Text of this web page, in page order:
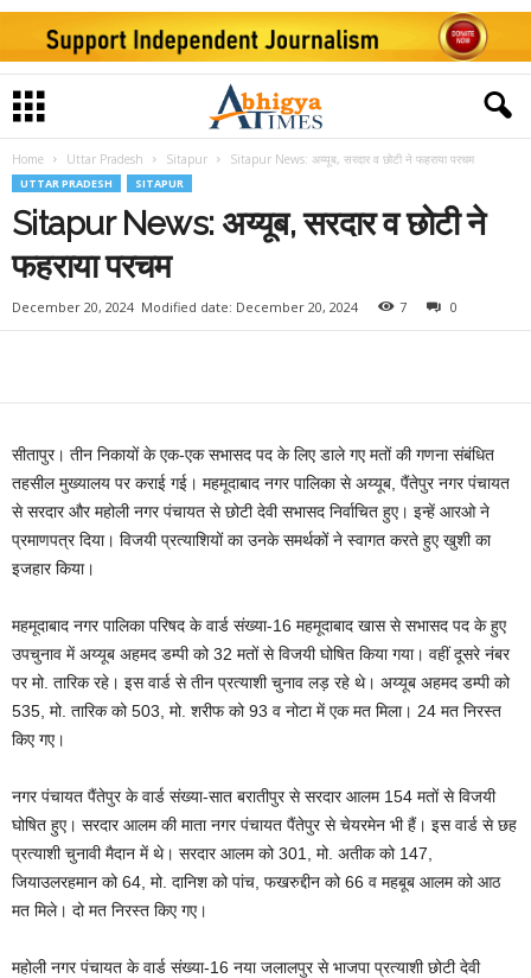
Home Uttar Pradesh Sitapur Sitapur News: अय्यूब, सरदार व छोटी ने फहराया परचम
UTTAR PRADESH SITAPUR
Sitapur News: अय्यूब, सरदार व छोटी ने
फहराया परचम
December 20, 2024 Modified date: December 20, 2024 7 0
सीतापुर। तीन निकायों के एक-एक सभासद पद के लिए डाले गए मतों की गणना संबंधित
तहसील मुख्यालय पर कराई गई। महमूदाबाद नगर पालिका से अय्यूब, पैंतेपुर नगर पंचायत
से सरदार और महोली नगर पंचायत से छोटी देवी सभासद निर्वाचित हुए। इन्हें आरओ ने
प्रमाणपत्र दिया। विजयी प्रत्याशियों का उनके समर्थकों ने स्वागत करते हुए खुशी का
इजहार किया।
महमूदाबाद नगर पालिका परिषद के वार्ड संख्या-16 महमूदाबाद खास से सभासद पद के हुए
उपचुनाव में अय्यूब अहमद डम्पी को 32 मतों से विजयी घोषित किया गया। वहीं दूसरे नंबर
पर मो. तारिक रहे। इस वार्ड से तीन प्रत्याशी चुनाव लड़ रहे थे। अय्यूब अहमद डम्पी को
535, मो. तारिक को 503, मो. शरीफ को 93 व नोटा में एक मत मिला। 24 मत निरस्त
किए गए।
नगर पंचायत पैंतेपुर के वार्ड संख्या-सात बरातीपुर से सरदार आलम 154 मतों से विजयी
घोषित हुए। सरदार आलम की माता नगर पंचायत पैंतेपुर से चेयरमेन भी हैं। इस वार्ड से छह
प्रत्याशी चुनावी मैदान में थे। सरदार आलम को 301, मो. अतीक को 147,
जियाउलरहमान को 64, मो. दानिश को पांच, फखरुद्दीन को 66 व महबूब आलम को आठ
मत मिले। दो मत निरस्त किए गए।
महोली नगर पंचायत के वार्ड संख्या-16 नया जलालपुर से भाजपा प्रत्याशी छोटी देवी